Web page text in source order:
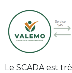
Le SCADA est